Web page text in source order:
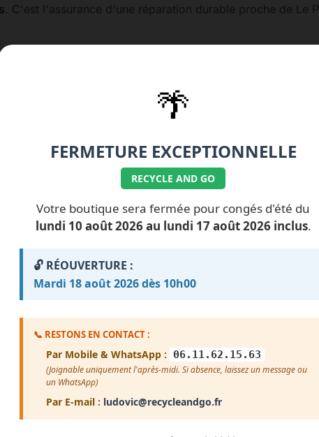
. C'est l'assurance d'une réparation durable proche de Le
le 01.77.99.07.92 / 06.11.62.15.63 💰 Nos tarifs
ILS NOUS FONTCONFIANCE
Impossible de charger les avis pour le moment.
Erreur de chargement. Vérifiez que le fichier avis.txt est
Voir plus d'avis
🌴
FERMETURE EXCEPTIONNELLE
RECYCLE AND GO
Votre boutique sera fermée pour congés d'été du
lundi 10 août 2026 au lundi 17 août 2026 inclus.
🔓 RÉOUVERTURE :
Mardi 18 août 2026 dès 10h00
📞 RESTONS EN CONTACT :
Par Mobile & WhatsApp : 06.11.62.15.63
(Joignable uniquement l'après-midi. Si absence, laissez un message ou
un WhatsApp)
Par E-mail : ludovic@recycleandgo.fr